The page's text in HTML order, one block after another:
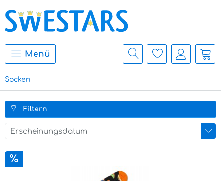
Menü
Socken
Filtern
Erscheinungsdatum